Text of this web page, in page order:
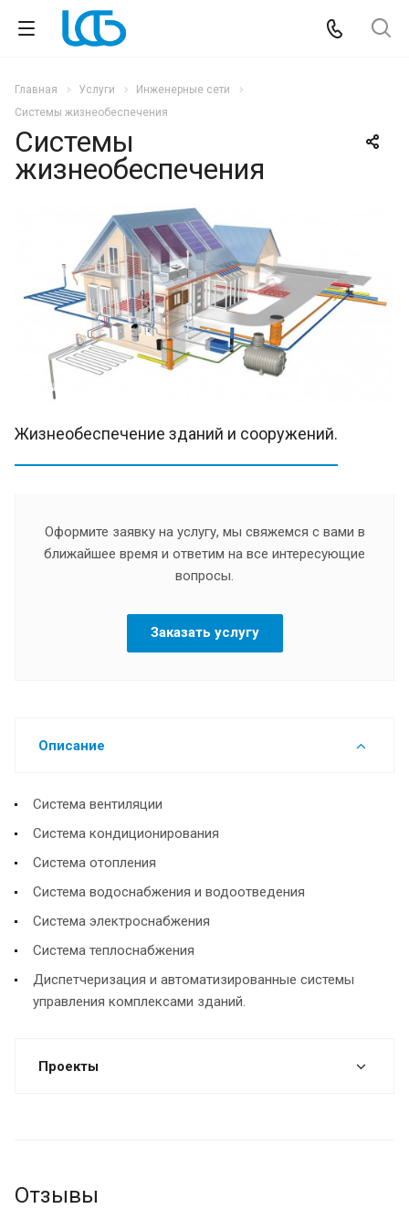
Главная Услуги
Инженерные сети
Системы жизнеобеспечения
Системы
жизнеобеспечения
Жизнеобеспечение зданий и сооружений.
Оформите заявку на услугу, мы свяжемся с вами в
ближайшее время и ответим на все интересующие
вопросы.
Заказать услугу
Описание
Система вентиляции
Система кондиционирования
Система отопления
Система водоснабжения и водоотведения
Система электроснабжения
Система теплоснабжения
Диспетчеризация и автоматизированные системы
управления комплексами зданий.
Проекты
Отзывы